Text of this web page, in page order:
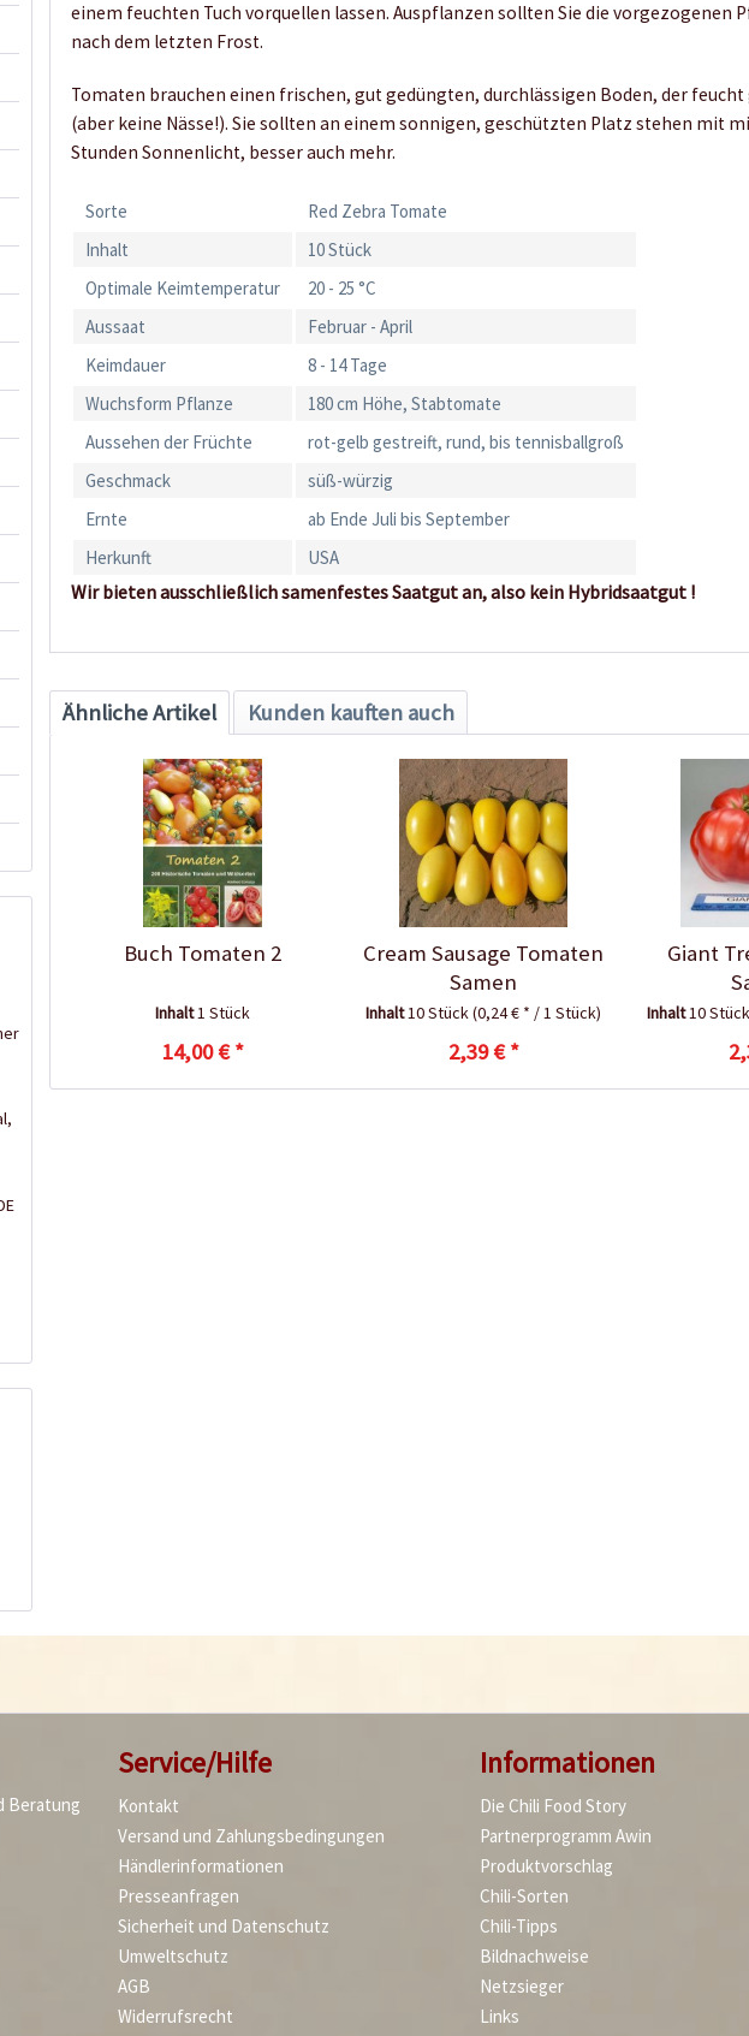
einem feuchten Tuch vorquellen lassen. Auspflanzen sollten Sie die vorgezogenen
nach dem letzten Frost.
Tomaten brauchen einen frischen, gut gedüngten, durchlässigen Boden, der
(aber keine Nässe!). Sie sollten an einem sonnigen, geschützten Platz stehen mit
Stunden Sonnenlicht, besser auch mehr.
Sorte
Red Zebra Tomate
Inhalt
10 Stück
Optimale Keimtemperatur
20 - 25 °C
Aussaat
Februar - April
Keimdauer
8 - 14 Tage
Wuchsform Pflanze
180 cm Höhe, Stabtomate
Aussehen der Früchte
rot-gelb gestreift, rund, bis tennisballgroß
Geschmack
süß-würzig
Ernte
ab Ende Juli bis September
Herkunft
USA
Wir bieten ausschließlich samenfestes Saatgut an, also kein Hybridsaatgut !
Ähnliche Artikel Kunden kauften auch
Buch Tomaten 2
Inhalt1 Stück
14,00 € *
Cream Sausage Tomaten
Samen
Inhalt10 Stück(0,24 € * / 1 Stück)
2,39 € *
Giant
Inhalt10 Stück
Beratung
Service/Hilfe
Kontakt
Versand und Zahlungsbedingungen
Händlerinformationen
Presseanfragen
Sicherheit und Datenschutz
Umweltschutz
AGB
Widerrufsrecht
Informationen
Die Chili Food Story
Partnerprogramm Awin
Produktvorschlag
Chili-Sorten
Chili-Tipps
Bildnachweise
Netzsieger
Links